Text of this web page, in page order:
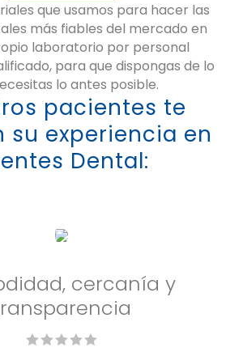
que usamos para hacer las
más fiables del mercado en
laboratorio por personal
para que dispongas de lo
lo antes posible.
pacientes te
su experiencia en
Dental:
cercanía y